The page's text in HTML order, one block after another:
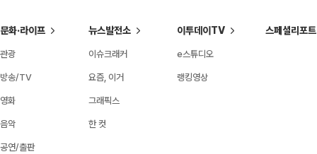
문화·라이프
관광
방송/TV
영화
음악
공연/출판
뉴스발전소
이슈크래커
요즘, 이거
그래픽스
한 컷
이투데이TV
e스튜디오
랭킹영상
스페셜리포트